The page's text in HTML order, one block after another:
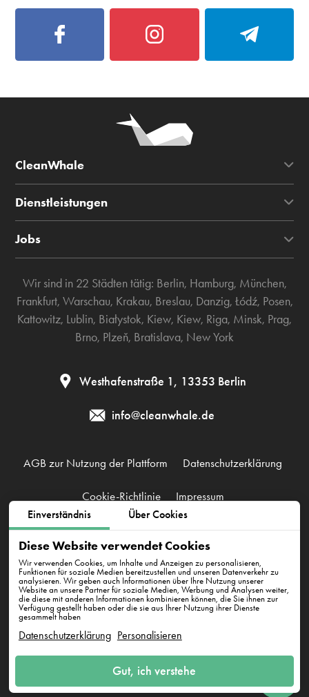
Einverständnis Über Cookies
Diese Website verwendet Cookies
Wir verwenden Cookies, um Inhalte und Anzeigen zu personalisieren,
Funktionen für soziale Medien bereitzustellen und unseren Datenverkehr zu
analysieren. Wir geben auch Informationen über Ihre Nutzung unserer
Website an unsere Partner für soziale Medien, Werbung und Analysen weiter,
die diese mit anderen Informationen kombinieren können, die Sie ihnen zur
Verfügung gestellt haben oder die sie aus Ihrer Nutzung ihrer Dienste
gesammelt haben
Datenschutzerklärung Personalisieren
Gut, ich verstehe
CleanWhale
Dienstleistungen
Jobs
Wir sind in 22 Städten tätig: Berlin, Hamburg, München,
Frankfurt, Warschau, Krakau, Breslau, Danzig, Łódź, Posen,
Kattowitz, Lublin, Białystok, Kiew, Kiew, Riga, Minsk, Prag,
Brno, Plzeň, Bratislava, New York
Westhafenstraße 1, 13353 Berlin
info@cleanwhale.de
AGB zur Nutzung der Plattform Datenschutzerklärung
Cookie-Richtlinie Impressum
CleanWhale GmbH, HRB 240046 B, DE353460818
Westhafenstraße 1, 13353 Berlin
E-Mail an uns